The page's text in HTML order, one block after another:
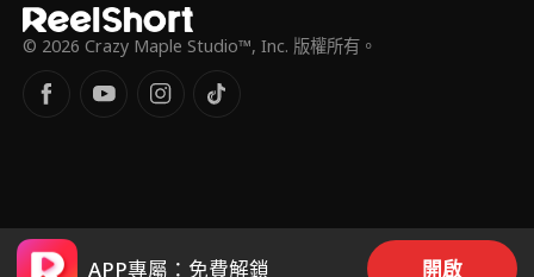
© 2026 Crazy Maple Studio™, Inc. 版權所有。
APP專屬：免費解鎖 開啟